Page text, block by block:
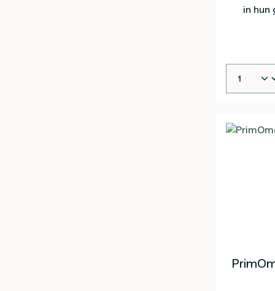
in hun